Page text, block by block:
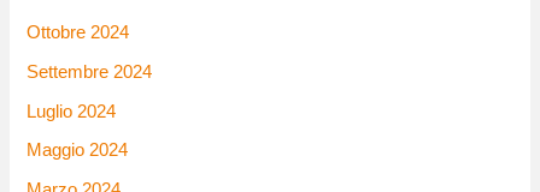
Ottobre 2024
Settembre 2024
Luglio 2024
Maggio 2024